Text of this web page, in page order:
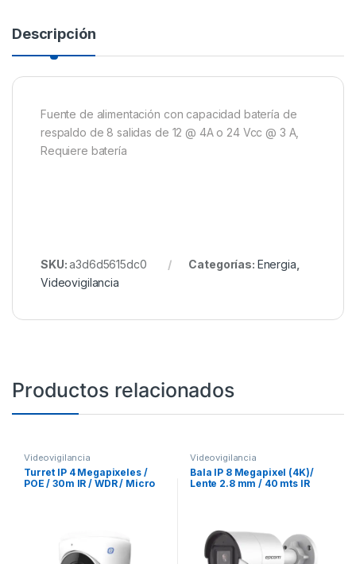
Descripción
Fuente de alimentación con capacidad batería de
respaldo de 8 salidas de 12 @ 4A o 24 Vcc @ 3 A,
Requiere batería
SKU:a3d6d5615dc0 Categorías: Energia
Videovigilancia
Productos relacionados
Videovigilancia
Turret IP 4 Megapixeles /
POE / 30m IR / WDR / Micro
Videovigilancia
Bala IP 8 Megapixel (4K)/
Lente 2.8 mm / 40 mts IR
(Filtro de Falsas Alarmas) /
Ultra Baja Iluminación